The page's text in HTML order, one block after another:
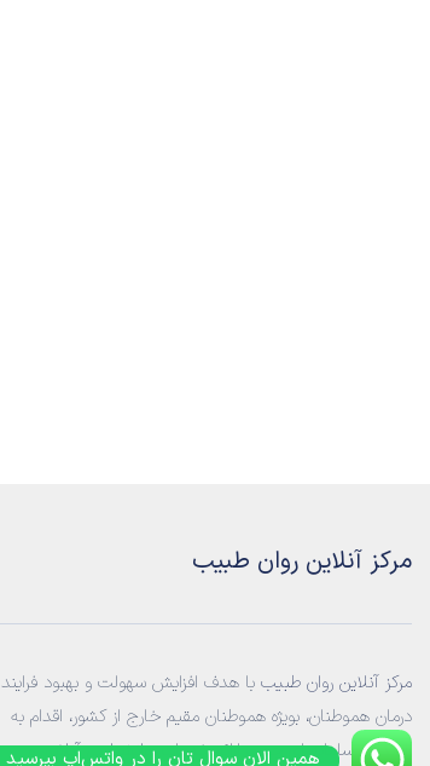
مرکز آنلاین روان طبیب
مرکز آنلاین روان طبیب با هدف افزایش سهولت و بهبود فرایند
درمان هموطنان، بویژه هموطنان مقیم خارج از کشور، اقدام به
راه‌اندازی سامانه‌ ای جهت ارائه خدماتروانشناسی آنلاینو
همین الان سوال تان را در واتس‌اپ بپرسید